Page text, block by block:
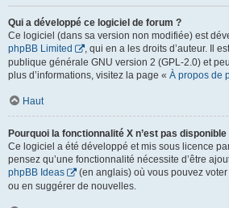
Qui a développé ce logiciel de forum ?
Ce logiciel (dans sa version non modifiée) est
phpBB Limited
, qui en a les droits d’auteur. Il
publique générale GNU version 2 (GPL-2.0) et
plus d’informations, visitez la page « À propos de
Haut
Pourquoi la fonctionnalité X n’est pas disponible
Ce logiciel a été développé et mis sous licence
pensez qu’une fonctionnalité nécessite d’être
phpBB Ideas
(en anglais) où vous pouvez
ou en suggérer de nouvelles.